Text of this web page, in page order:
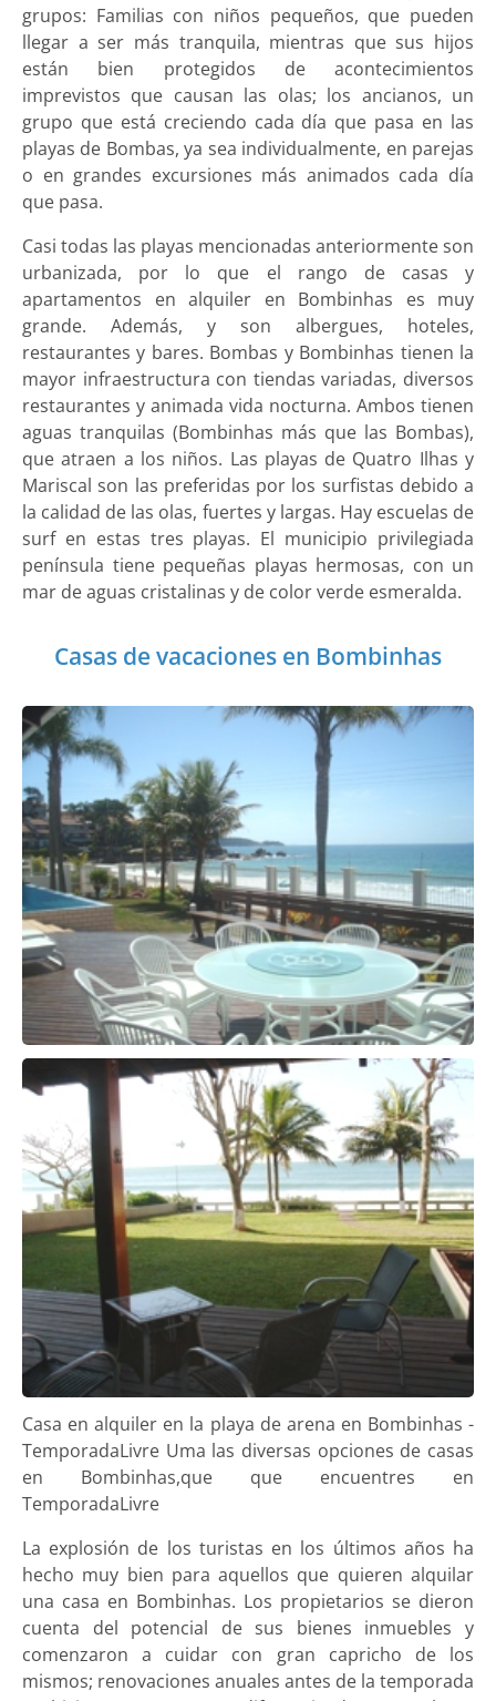
grupos: Familias con niños pequeños, que pueden
llegar a ser más tranquila, mientras que sus hijos
están bien protegidos de acontecimientos
imprevistos que causan las olas; los ancianos, un
grupo que está creciendo cada día que pasa en las
playas de Bombas, ya sea individualmente, en parejas
o en grandes excursiones más animados cada día
que pasa.
Casi todas las playas mencionadas anteriormente son
urbanizada, por lo que el rango de casas y
apartamentos en alquiler en Bombinhas es muy
grande. Además, y son albergues, hoteles,
restaurantes y bares. Bombas y Bombinhas tienen la
mayor infraestructura con tiendas variadas, diversos
restaurantes y animada vida nocturna. Ambos tienen
aguas tranquilas (Bombinhas más que las Bombas),
que atraen a los niños. Las playas de Quatro Ilhas y
Mariscal son las preferidas por los surfistas debido a
la calidad de las olas, fuertes y largas. Hay escuelas de
surf en estas tres playas. El municipio privilegiada
península tiene pequeñas playas hermosas, con un
mar de aguas cristalinas y de color verde esmeralda.
Casas de vacaciones en Bombinhas
Casa en alquiler en la playa de arena en Bombinhas -
TemporadaLivre Uma las diversas opciones de casas
en Bombinhas,que que encuentres en
TemporadaLivre
La explosión de los turistas en los últimos años ha
hecho muy bien para aquellos que quieren alquilar
una casa en Bombinhas. Los propietarios se dieron
cuenta del potencial de sus bienes inmuebles y
comenzaron a cuidar con gran capricho de los
mismos; renovaciones anuales antes de la temporada